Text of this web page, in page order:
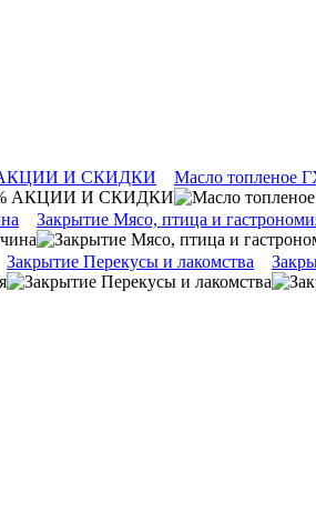
И СКИДКИ Масло топленое
Закрытие Мясо, птица и
Закрытие Перекусы и лакомства